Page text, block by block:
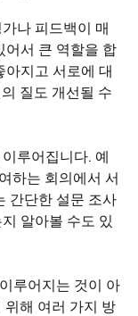
나 피드백이 매
어서 큰 역할을 합
지고 서로에 대
질도 개선될 수
루어집니다. 예
하는 회의에서 서
간단한 설문 조사
알아볼 수도 있
루어지는 것이 아
위해 여러 가지 방